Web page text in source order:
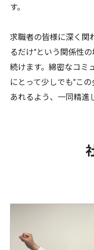
す。
求職者の皆様に深く関
るだけ"という関係性
続けます。綿密なコミ
にとって少しでも"こ
あれるよう、一同精進